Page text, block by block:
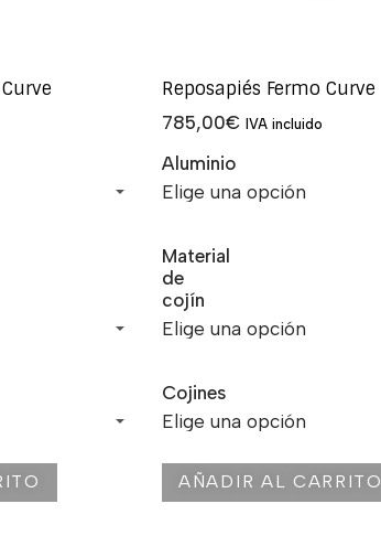
Reposapiés Fermo Curve
785,00€ IVA incluido
Aluminio
Material
de
cojín
Cojines
AÑADIR AL CARRITO